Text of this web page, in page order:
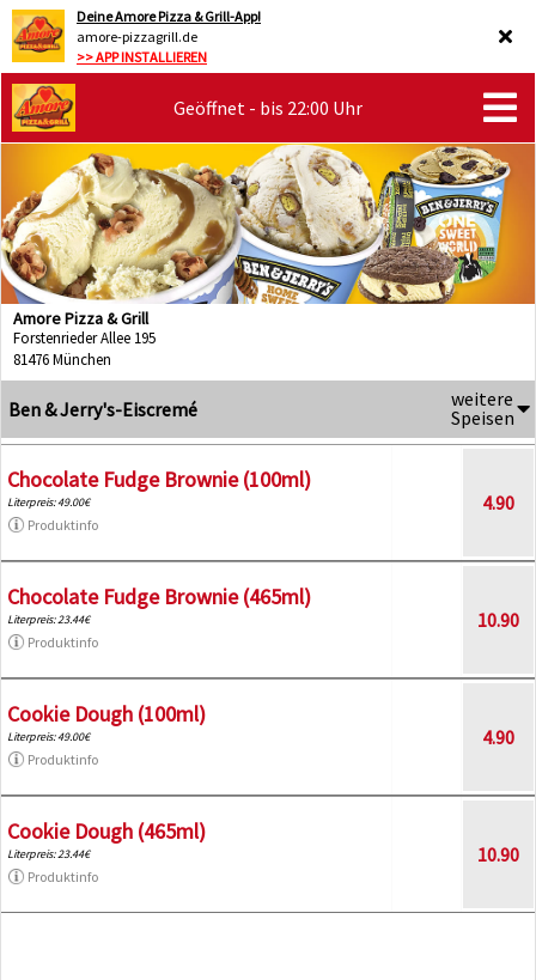
Deine Amore Pizza & Grill-App!
amore-pizzagrill.de
>> APP INSTALLIEREN
Geöffnet - bis 22:00 Uhr
Amore Pizza & Grill
Forstenrieder Allee 195
81476 München
Ben & Jerry's-Eiscremé
weitere
Speisen
Chocolate Fudge Brownie (100ml)
Literpreis: 49.00€
Produktinfo
4.90
Chocolate Fudge Brownie (465ml)
Literpreis: 23.44€
Produktinfo
10.90
Cookie Dough (100ml)
Literpreis: 49.00€
Produktinfo
4.90
Cookie Dough (465ml)
Literpreis: 23.44€
Produktinfo
10.90